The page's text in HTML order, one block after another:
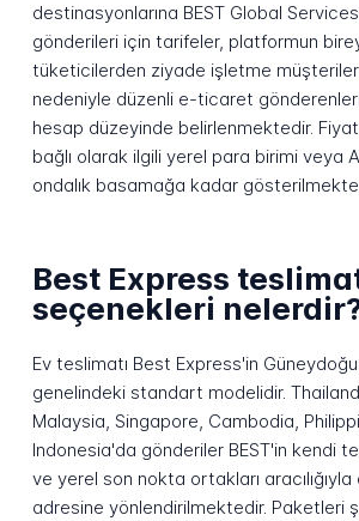
destinasyonlarına BEST Global Services
gönderileri için tarifeler, platformun
tüketicilerden ziyade işletme
nedeniyle düzenli e-ticaret
hesap düzeyinde belirlenmektedir.
bağlı olarak ilgili yerel para birimi veya
ondalık basamağa kadar
Best Express
seçenekleri
Ev teslimatı Best Express'in
genelindeki standart modelidir.
Malaysia, Singapore, Cambodia,
Indonesia'da gönderiler BEST'in kendi
ve yerel son nokta ortakları aracılığıyla
adresine yönlendirilmektedir. Paketleri